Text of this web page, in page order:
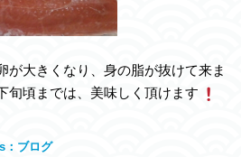
が大きくなり、身の脂が抜けて来ま
旬頃までは、美味しく頂けます
ブログ